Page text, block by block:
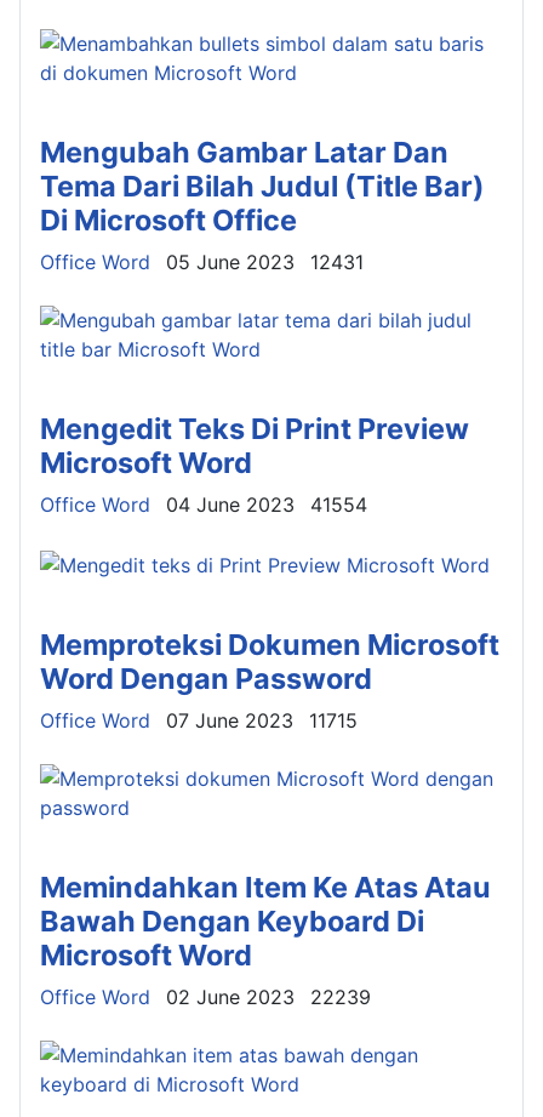
Mengubah Gambar Latar Dan
Tema Dari Bilah Judul (Title Bar)
Di Microsoft Office
Details
Office Word 05 June 2023 12431
Mengedit Teks Di Print Preview
Microsoft Word
Details
Office Word 04 June 2023 41554
Memproteksi Dokumen Microsoft
Word Dengan Password
Details
Office Word 07 June 2023 11715
Memindahkan Item Ke Atas Atau
Bawah Dengan Keyboard Di
Microsoft Word
Details
Office Word 02 June 2023 22239